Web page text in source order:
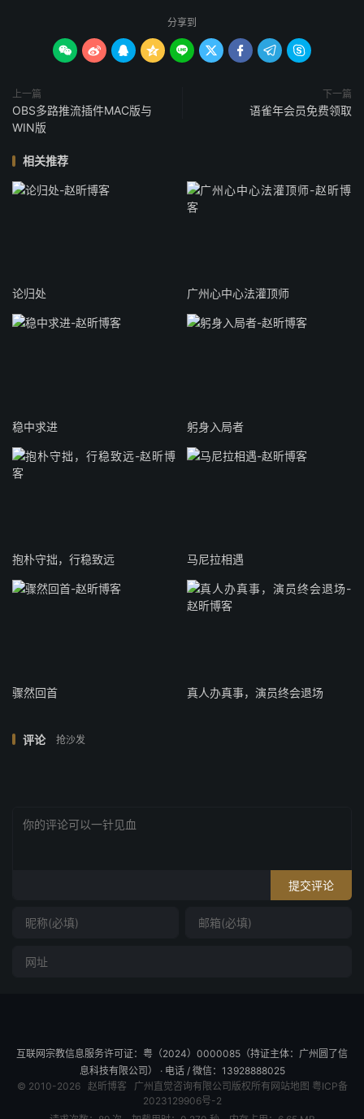
分享到
        
上一篇
OBS多路推流插件MAC版与
WIN版
下一篇
语雀年会员免费领取
相关推荐
论归处 广州心中心法灌顶师
稳中求进 躬身入局者
抱朴守拙，行稳致远 马尼拉相遇
骤然回首 真人办真事，演员终会退场
评论 抢沙发
提交评论
互联网宗教信息服务许可证：粤（2024）0000085（持证主体：广州圆了信
息科技有限公司） · 电话 / 微信：13928888025
© 2010-2026 赵昕博客 广州直觉咨询有限公司版权所有 网站地图 粤ICP备
2023129906号-2